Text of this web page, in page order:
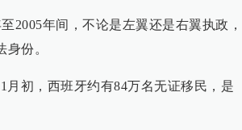
2005年间，不论是左翼还是右翼执政，
份。
月初，西班牙约有84万名无证移民，是